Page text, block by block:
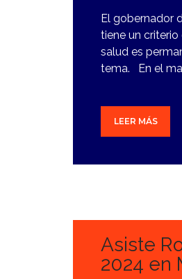
El gobernador
tiene un
salud es
tema. En el
LEER MÁS
Asiste
2024 en